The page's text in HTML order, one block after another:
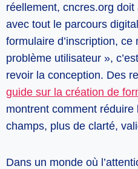
réellement, cncres.org
avec tout le parcours
formulaire d’inscription, ce
problème utilisateur »,
revoir la conception. Des
guide sur la création de
montrent comment
champs, plus de clarté,
Dans un monde où